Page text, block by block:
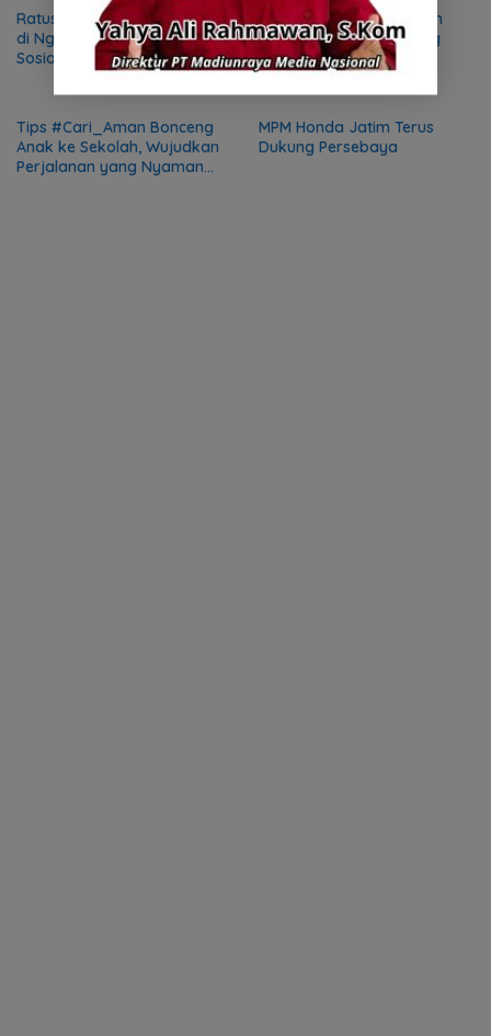
Ratusan Siswa dari 4 Sekolah
di Ngawi Antusias Ikuti
Sosialisasi AHM Best Student
Teknisi MPM Honda Jatim
Borong Prestasi di Ajang
AHM-TSC 2025
Tips #Cari_Aman Bonceng
Anak ke Sekolah, Wujudkan
Perjalanan yang Nyaman
MPM Honda Jatim Terus
Dukung Persebaya